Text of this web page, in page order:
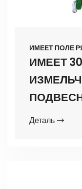
ИМЕЕТ ПОЛЕ
ИМЕЕТ
Деталь